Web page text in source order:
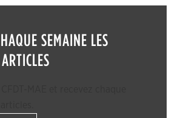
SEMAINE LES